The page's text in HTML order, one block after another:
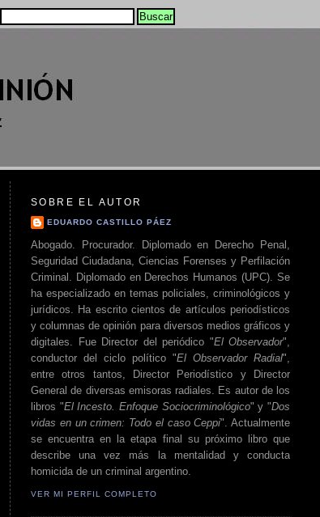
SOBRE EL AUTOR
EDUARDO CASTILLO PÁEZ
Abogado. Procurador. Diplomado en Derecho Penal,
Seguridad Ciudadana, Ciencias Forenses y Perfilación
Criminal. Diplomado en Derechos Humanos (UPC). Se
ha especializado en temas policiales, criminológicos y
jurídicos. Ha escrito cientos de artículos periodísticos
y columnas de opinión para diversos medios gráficos y
digitales. Fue Director del periódico "El Observador",
conductor del ciclo político "El Observador Radial",
entre otros tantos, Director Periodístico y Director
General de diversas emisoras radiales. Es autor de los
libros "El Incesto. Enfoque Sociocriminológico" y "Dos
vidas en un crimen: Todo el caso Ceppi". Actualmente
se encuentra en la etapa final su próximo libro que
describe una vez más la mentalidad y conducta
homicida de un criminal argentino.
VER MI PERFIL COMPLETO